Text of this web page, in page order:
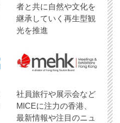
者と共に自然や文化を
継承していく再生型観
光を推進
社員旅行や展示会など
MICEに注力の香港、
最新情報や注目のニュ